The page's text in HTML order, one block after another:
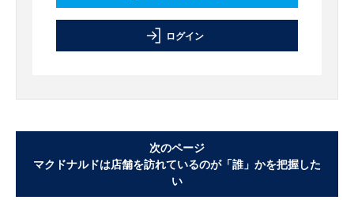
ログイン
次のページ
マクドナルドは店舗を訪れているのが「誰」かを把握した
い